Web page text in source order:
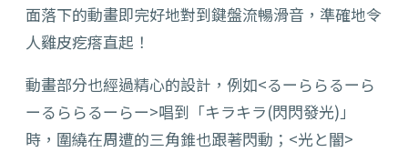
面落下的動畫即完好地對到鍵盤流暢滑音， 準確地令
人雞皮疙瘩直起！
動畫部分也經過精心的設計，例如<るーららるーら
ーるららるーらー>唱到「キラキラ(閃閃發光)」
時，圍繞在周遭的三角錐也跟著閃動；<光と闇>